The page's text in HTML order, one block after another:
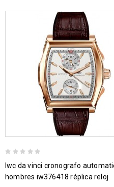
iwc da vinci cronografo automatico de los
hombres iw376418 réplica reloj